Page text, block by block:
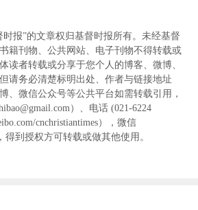
时报”的文章权归基督时报所有。未经基督
籍刊物、公共网站、电子刊物不得转载或
读者转载或分享于您个人的博客、微博、
请务必清楚标明出处、作者与链接地址
、微信公众号等公共平台如需转载引用，
）、电话 (021-6224
cnchristiantimes），微信
得到授权方可转载或做其他使用。